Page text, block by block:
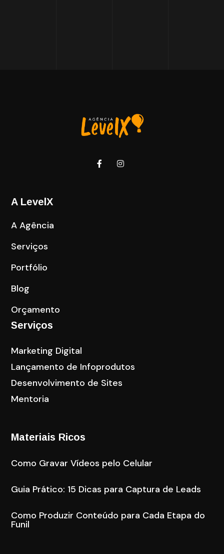
A LevelX
A Agência
Serviços
Portfólio
Blog
Orçamento
Serviços
Marketing Digital
Lançamento de Infoprodutos
Desenvolvimento de Sites
Mentoria
Materiais Ricos
Como Gravar Vídeos pelo Celular
Guia Prático: 15 Dicas para Captura de Leads
Como Produzir Conteúdo para Cada Etapa do
Funil